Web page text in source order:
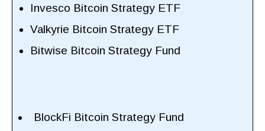
Invesco Bitcoin Strategy ETF
Valkyrie Bitcoin Strategy ETF
Bitwise Bitcoin Strategy Fund
BlockFi Bitcoin Strategy Fund